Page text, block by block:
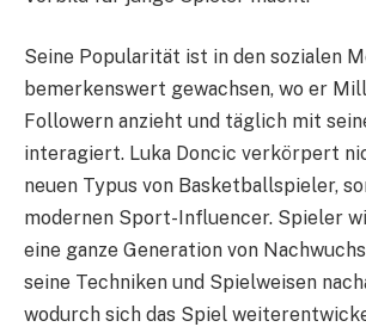
Seine Popularität ist in den sozialen
bemerkenswert gewachsen, wo er
Followern anzieht und täglich mit
interagiert. Luka Doncic verkörpert
neuen Typus von Basketballspieler,
modernen Sport-Influencer. Spieler
eine ganze Generation von
seine Techniken und Spielweisen
wodurch sich das Spiel